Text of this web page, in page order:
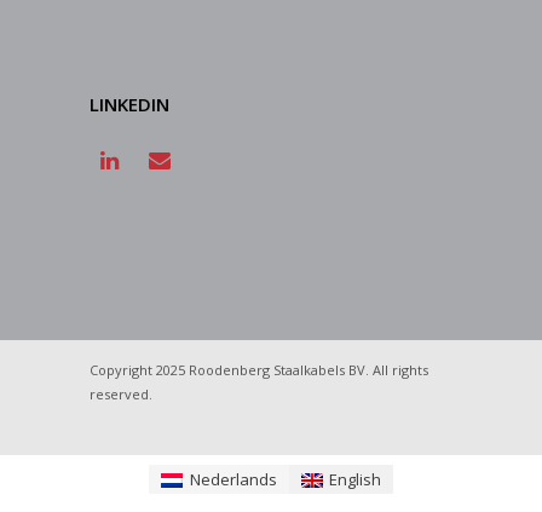
LINKEDIN
Copyright 2025 Roodenberg Staalkabels BV. All rights
reserved.
Nederlands English